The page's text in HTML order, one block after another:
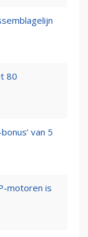
80
van 5
motoren is